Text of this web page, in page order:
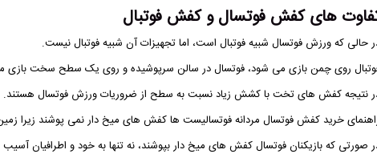
های کفش فوتسال و کفش فوتبال
حالی که ورزش فوتسال شبیه فوتبال است، اما تجهیزات آن شبیه فوتبال نیست.
روی چمن بازی می شود، فوتسال در سالن سرپوشیده و روی یک سطح سخت بازی
نتیجه کفش های تخت با کشش زیاد نسبت به سطح از ضروریات ورزش فوتسال هستند.
خرید کفش فوتسال مردانه فوتسالیست ها کفش های میخ دار نمی پوشند زیرا
صورتی که بازیکنان فوتسال کفش های میخ دار بپوشند، نه تنها به خود و اطرافیان